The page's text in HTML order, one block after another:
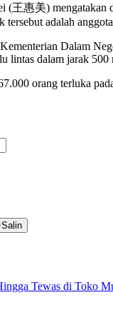
王惠美) mengatakan
adalah
Dalam
lintas dalam jarak
orang terluka
Salin
Tewas di Toko